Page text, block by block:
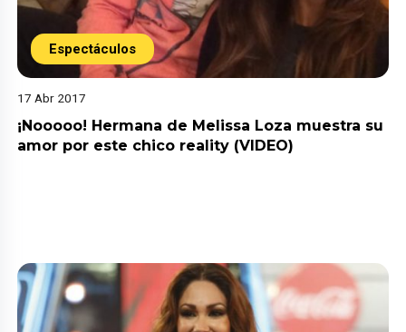
Espectáculos
17 Abr 2017
¡Nooooo! Hermana de Melissa Loza muestra su
amor por este chico reality (VIDEO)